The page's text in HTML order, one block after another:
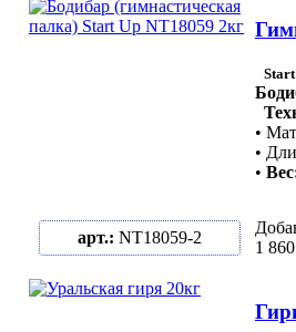
•
•
•
арт.: NT18059-2
1